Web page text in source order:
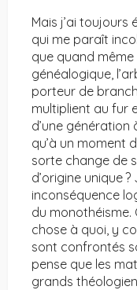
Mais j’ai
qui me paraît
que quand
généalogique,
porteur de
multiplient au fur
d’une génération
qu’à un moment
sorte change de
d’origine unique
inconséquence
du monothéisme.
chose à quoi, y
sont confrontés
pense que les
grands